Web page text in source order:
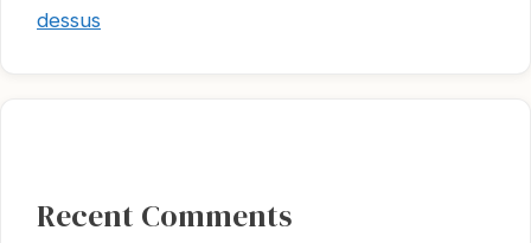
dessus
Recent Comments